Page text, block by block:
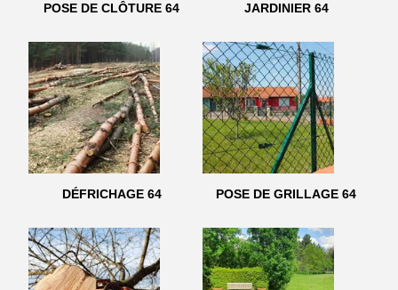
POSE DE CLÔTURE 64 JARDINIER 64
DÉFRICHAGE 64 POSE DE GRILLAGE 64